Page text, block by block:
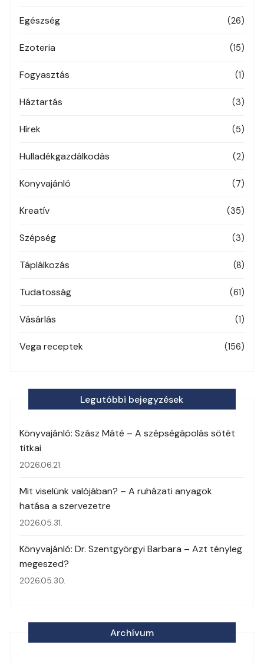
Egészség (26)
Ezoteria (15)
Fogyasztás (1)
Háztartás (3)
Hírek (5)
Hulladékgazdálkodás (2)
Könyvajánló (7)
Kreatív (35)
Szépség (3)
Táplálkozás (8)
Tudatosság (61)
Vásárlás (1)
Vega receptek (156)
Legutóbbi bejegyzések
Könyvajánló: Szász Máté – A szépségápolás sötét
titkai
2026.06.21.
Mit viselünk valójában? – A ruházati anyagok
hatása a szervezetre
2026.05.31.
Könyvajánló: Dr. Szentgyörgyi Barbara – Azt tényleg
megeszed?
2026.05.30.
Archívum